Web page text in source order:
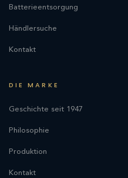
Batterieentsorgung
Händlersuche
Kontakt
DIE MARKE
Geschichte seit 1947
Philosophie
Produktion
Kontakt